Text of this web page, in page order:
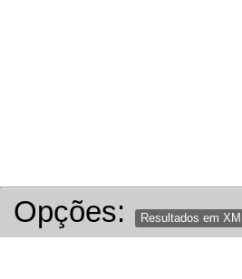
Opções: Resultados em XML